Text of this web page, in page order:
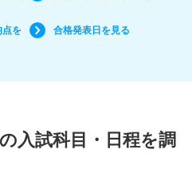
点を
合格発表日を見る
入試科目・日程を調